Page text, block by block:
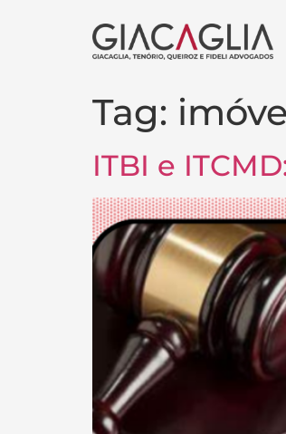
Tag:
ITBI e